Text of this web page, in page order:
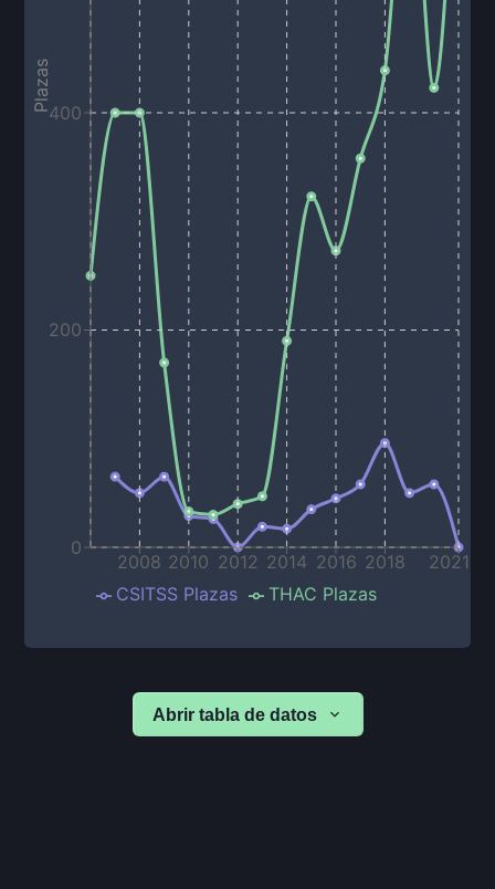
2008 2010 2012 2014 2016 2018 2021
0
200
400
Plazas
CSITSS Plazas THAC Plazas
Abrir tabla de datos